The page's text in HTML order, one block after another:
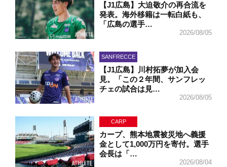
【J1広島】大迫敬介の再合流を
発表。海外移籍は一転白紙も、
「広島の選手…
2026/08/05
SANFRECCE
【J1広島】川村拓夢が加入会
見。「この２年間、サンフレッ
チェの試合は見…
2026/08/05
CARP
カープ、熊本地震被災地へ義援
金として1,000万円を寄付。選手
会長は「…
2026/08/04